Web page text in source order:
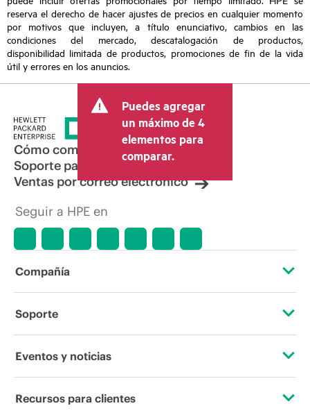
reserva el derecho de hacer ajustes de precios en cualquier momento
por motivos que incluyen, a título enunciativo, cambios en las
condiciones del mercado, descatalogación de productos,
disponibilidad limitada de productos, promociones de fin de la vida
útil y errores en los anuncios.
Puedes agregar
un máximo de 4
elementos para
comparar.
Cómo comprar
Soporte para productos
Ventas por correo electrónico
Seguir a HPE en
Compañía
Acerca de HPE
Responsabilidad corporativa
Soporte
Servicios de soporte operativo
Eventos y noticias
Eventos
Recursos para clientes